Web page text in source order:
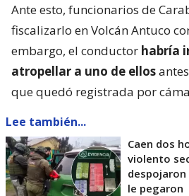
Ante esto, funcionarios de
fiscalizarlo en Volcán Antuco
embargo, el conductor habría
atropellar a uno de ellos
que quedó registrada por
Lee también...
Caen dos
violento
le pegaron